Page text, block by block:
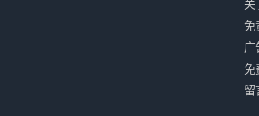
关
免
广
免
留